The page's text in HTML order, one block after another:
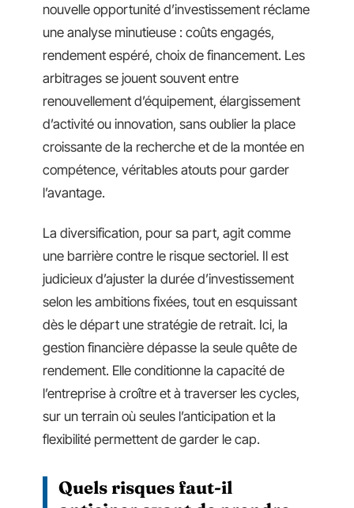
nouvelle opportunité d’investissement réclame
une analyse minutieuse : coûts engagés,
rendement espéré, choix de financement. Les
arbitrages se jouent souvent entre
renouvellement d’équipement, élargissement
d’activité ou innovation, sans oublier la place
croissante de la recherche et de la montée en
compétence, véritables atouts pour garder
l’avantage.
La diversification, pour sa part, agit comme
une barrière contre le risque sectoriel. Il est
judicieux d’ajuster la durée d’investissement
selon les ambitions fixées, tout en esquissant
dès le départ une stratégie de retrait. Ici, la
gestion financière dépasse la seule quête de
rendement. Elle conditionne la capacité de
l’entreprise à croître et à traverser les cycles,
sur un terrain où seules l’anticipation et la
flexibilité permettent de garder le cap.
Quels risques faut-il